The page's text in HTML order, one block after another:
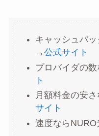
キャッシュバ
→公式サイト
プロバイダの
ト
月額料金の安
サイト
速度なら